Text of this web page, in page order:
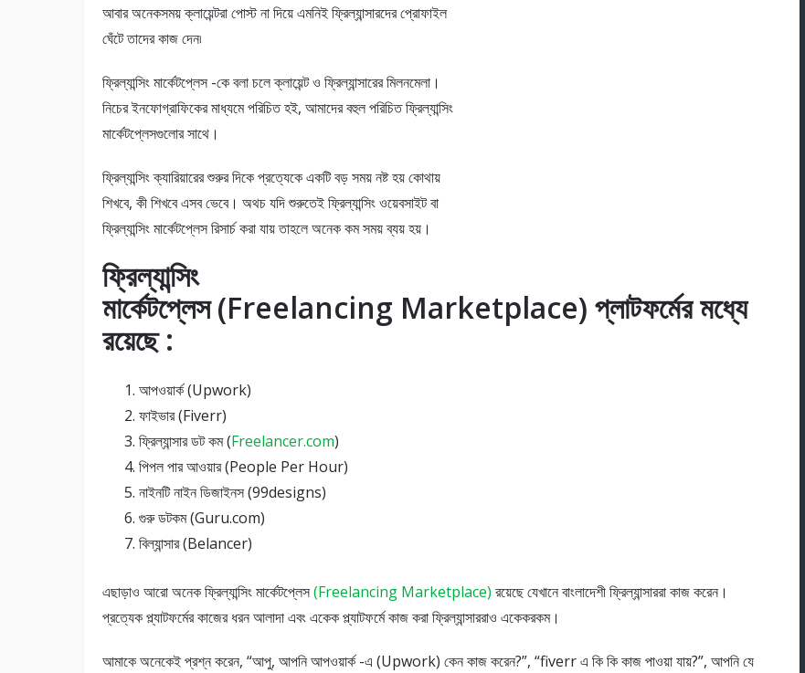
আবার অনেকসময় ক্লায়েন্টরা পোস্ট না দিয়ে এমনিই ফ্রিল্যান্সারদের প্রোফাইল
ঘেঁটে তাদের কাজ দেন৷
ফ্রিল্যান্সিং মার্কেটপ্লেস -কে বলা চলে ক্লায়েন্ট ও ফ্রিল্যান্সারের মিলনমেলা।
নিচের ইনফোগ্রাফিকের মাধ্যমে পরিচিত হই, আমাদের বহুল পরিচিত ফ্রিল্যান্সিং
মার্কেটপ্লেসগুলাের সাথে।
ফ্রিল্যান্সিং ক্যারিয়ারের শুরুর দিকে প্রত্যেকে একটি বড় সময় নষ্ট হয় কোথায়
শিখবে, কী শিখবে এসব ভেবে। অথচ যদি শুরুতেই ফ্রিল্যান্সিং ওয়েবসাইট বা
ফ্রিল্যান্সিং মার্কেটপ্লেস রিসার্চ করা যায় তাহলে অনেক কম সময় ব্যয় হয়।
ফ্রিল্যান্সিং
মার্কেটপ্লেস (Freelancing Marketplace) প্লাটফর্মের মধ্যে
রয়েছে :
আপওয়ার্ক (Upwork)
ফাইভার (Fiverr)
ফ্রিল্যান্সার ডট কম (Freelancer.com)
পিপল পার আওয়ার (People Per Hour)
নাইনটি নাইন ডিজাইনস (99designs)
গুরু ডটকম (Guru.com)
বিল্যান্সার (Belancer)
এছাড়াও আরাে অনেক ফ্রিল্যান্সিং মার্কেটপ্লেস(Freelancing Marketplace) রয়েছে যেখানে বাংলাদেশী ফ্রিল্যান্সাররা কাজ করেন।
প্রত্যেক প্ল্যাটফর্মের কাজের ধরন আলাদা এবং একেক প্ল্যাটফর্মে কাজ করা ফ্রিল্যান্সাররাও একেকরকম।
আমাকে অনেকেই প্রশ্ন করেন, “আপু, আপনি আপওয়ার্ক -এ (Upwork) কেন কাজ করেন?”, “fiverr এ কি কি কাজ পাওয়া যায়?”, আপনি যে